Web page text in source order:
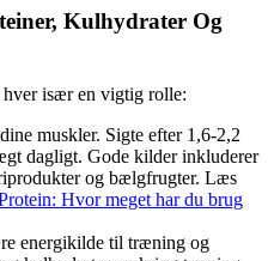
Kulhydrater Og
især en vigtig rolle:
muskler. Sigte efter 1,6-2,2
dagligt. Gode kilder inkluderer
og bælgfrugter. Læs
Hvor meget har du brug
energikilde til træning og